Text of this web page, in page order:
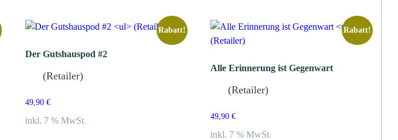
Rabatt!
Der Gutshauspod #2
(Retailer)
49,90 €
inkl. 7 % MwSt.
Rabatt!
Alle Erinnerung ist Gegenwart
(Retailer)
49,90€
inkl. 7 % MwSt.